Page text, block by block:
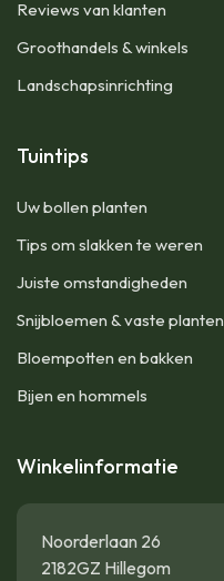
Reviews van klanten
Groothandels & winkels
Landschapsinrichting
Tuintips
Uw bollen planten
Tips om slakken te weren
Juiste omstandigheden
Snijbloemen & vaste planten
Bloempotten en bakken
Bijen en hommels
Winkelinformatie
Noorderlaan 26
2182GZ Hillegom